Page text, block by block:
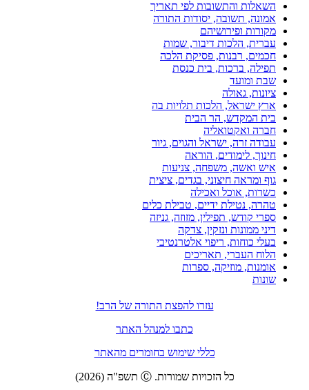
השאלות והתשובות לפי תאריך
אמונה, תשובה, יסודות התורה
מקורות ופירושיהם
עברית, הלכות דיבור, שמות
חכמים, רבנות, פסיקת הלכה
תפילה, ברכות, בית כנסת
שבת ומועד
ציונות, גאולה
ארץ ישראל, הלכות תלויות בה
בית המקדש, הר הבית
חברה ואקטואליה
עבודה זרה, ישראל והגוים, גיור
חינוך, לימודים, הוראה
איש ואשה, משפחה, צניעות
גוף ומראה חיצוני, בגדים, ציצית
כשרות, אוכל ואכילה
טהרה, נטילת ידיים, טבילת כלים
ספרי קודש, תפילין, מזוזה, גניזה
דיני ממונות ונזקין, צדקה
בעלי כוחות, ריפוי אלטרנטיבי
הלוח העברי, תאריכים
אומנות, מוזיקה, ספרות
שונות
עזרו להפצת התורה של הרב!
כתבו למנהל האתר
כללי שימוש בחומרים מהאתר
כל הזכויות שמורות. Ⓒ תשפ"ה (2026)